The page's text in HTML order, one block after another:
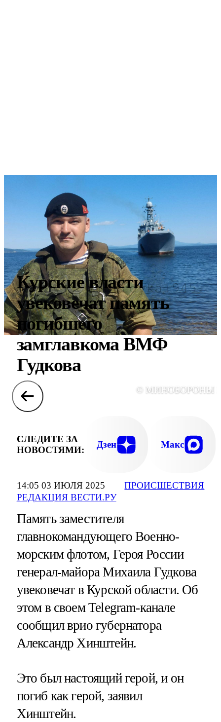
14:05 03 ИЮЛЯ 2025
РЕДАКЦИЯ ВЕСТИ.РУ
ПРОИСШЕСТВИЯ
Курские власти
увековечат память
погибшего
замглавкома ВМФ
Гудкова
© МИНОБОРОНЫ
СЛЕДИТЕ ЗА
НОВОСТЯМИ:
Дзен Макс
Память заместителя
главнокомандующего Военно-
морским флотом, Героя России
генерал-майора Михаила Гудкова
увековечат в Курской области. Об
этом в своем Telegram-канале
сообщил врио губернатора
Александр Хинштейн.
Это был настоящий герой, и он
погиб как герой, заявил
Хинштейн.